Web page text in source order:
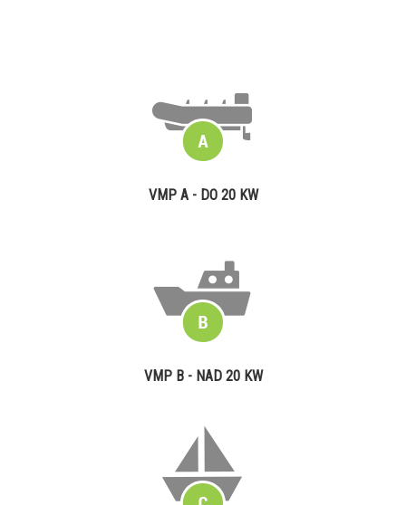
VMP A - DO 20 KW
VMP B - NAD 20 KW